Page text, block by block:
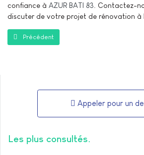
confiance à AZUR BATI 83 . Contactez-
discuter de votre projet de rénovation à
Article précédent : Rénovation de façade à
Précédent
Appeler pour un
Les plus consultés